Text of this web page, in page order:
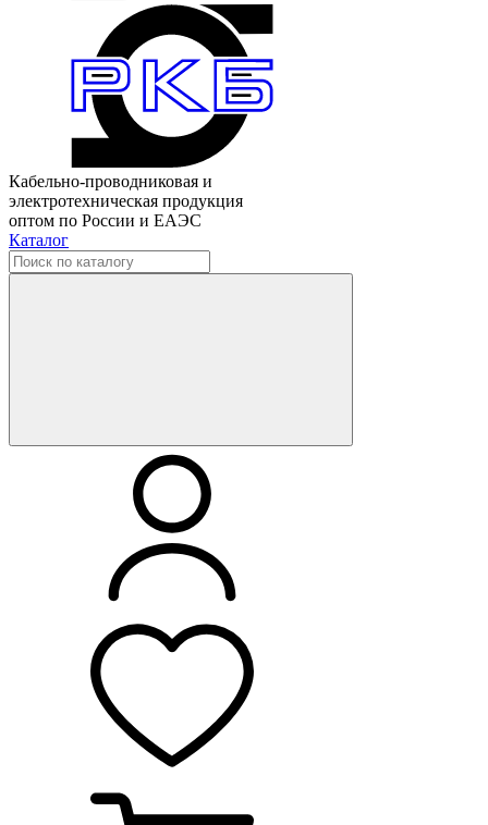
Кабельно-проводниковая и
электротехническая продукция
оптом по России и ЕАЭС
Каталог